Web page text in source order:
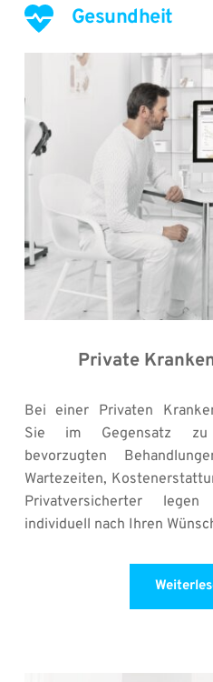
Gesundheit
Private
Bei einer Privaten
Sie im Gegensatz zu
bevorzugten
Wartezeiten,
Privatversicherter
individuell nach Ihren